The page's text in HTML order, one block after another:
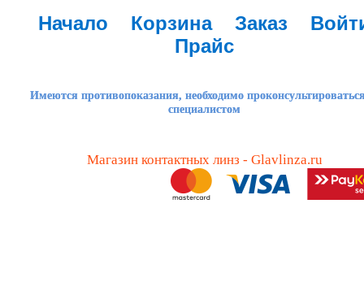
Начало Корзина Заказ
Прайс
Имеются противопоказания, необходимо
специалистом
Магазин контактных линз - Glavlinza.ru